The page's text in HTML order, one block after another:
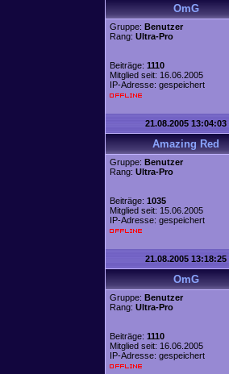
OmG
Gruppe: Benutzer
Rang: Ultra-Pro
Beiträge: 1110
Mitglied seit: 16.06.2005
IP-Adresse: gespeichert
21.08.2005 13:04:03
Amazing Red
Gruppe: Benutzer
Rang: Ultra-Pro
Beiträge: 1035
Mitglied seit: 15.06.2005
IP-Adresse: gespeichert
21.08.2005 13:18:25
OmG
Gruppe: Benutzer
Rang: Ultra-Pro
Beiträge: 1110
Mitglied seit: 16.06.2005
IP-Adresse: gespeichert